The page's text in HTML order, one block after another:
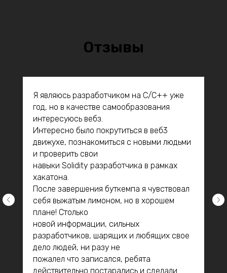
Отзывы
Я являюсь разработчиком на С/С++ уже
год, но в качестве самообразования
интересуюсь вебз.
Интересно было покрутиться в веб3
движухе, познакомиться с новыми людьми
и проверить свои
навыки Solidity разработчика в рамках
хакатона.
После завершения буткемпа я чувствовал
себя выжатым лимоном, но в хорошем
плане! Столько
новой информации, сильных
разработчиков, шарящих и любящих свое
дело людей, ни разу не
пожалел что записался, ребята
действительно постарались и сделали